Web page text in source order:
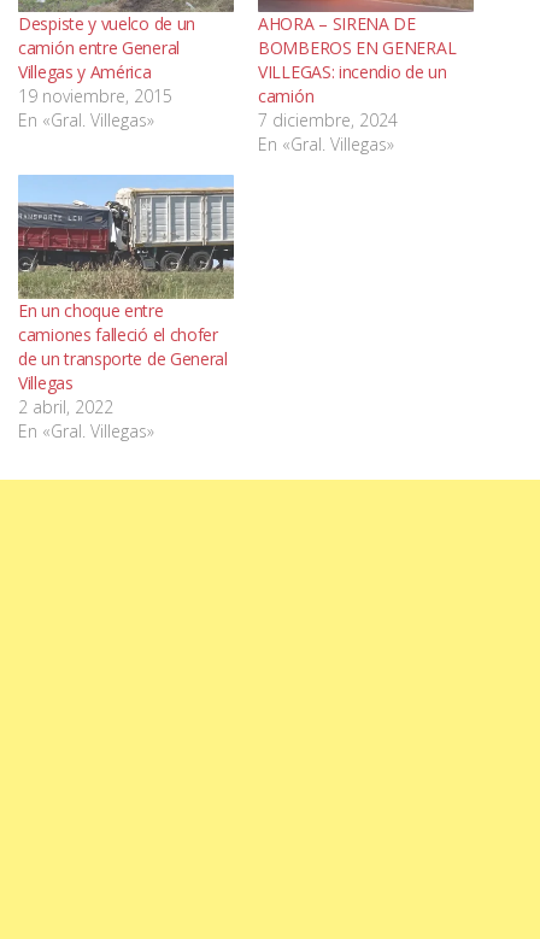
Despiste y vuelco de un
camión entre General
Villegas y América
19 noviembre, 2015
En «Gral. Villegas»
AHORA – SIRENA DE
BOMBEROS EN GENERAL
VILLEGAS: incendio de un
camión
7 diciembre, 2024
En «Gral. Villegas»
En un choque entre
camiones falleció el chofer
de un transporte de General
Villegas
2 abril, 2022
En «Gral. Villegas»